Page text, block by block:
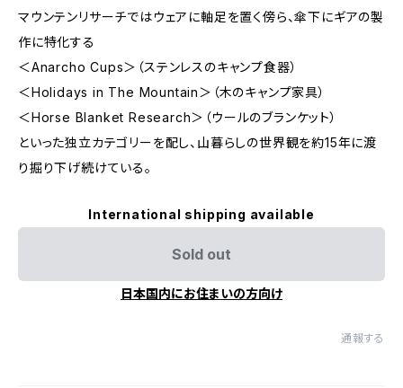
マウンテンリサーチではウェアに軸足を置く傍ら、傘下にギアの製
作に特化する
＜Anarcho Cups＞（ステンレスのキャンプ食器）
＜Holidays in The Mountain＞（木のキャンプ家具）
＜Horse Blanket Research＞（ウールのブランケット）
といった独立カテゴリーを配し、山暮らしの世界観を約15年に渡
り掘り下げ続けている。
International shipping available
Sold out
日本国内にお住まいの方向け
通報する